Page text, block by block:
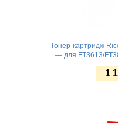
Тонер-картридж
— для FT3613/
1